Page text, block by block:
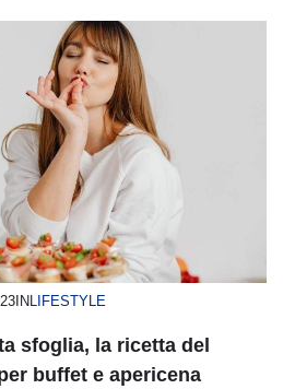
IN LIFESTYLE
sfoglia, la ricetta del
buffet e apericena